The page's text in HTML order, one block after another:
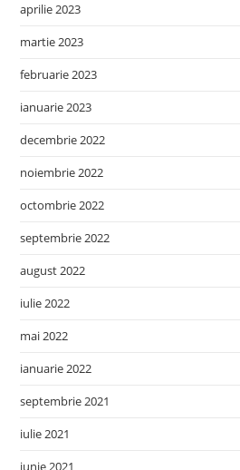
aprilie 2023
martie 2023
februarie 2023
ianuarie 2023
decembrie 2022
noiembrie 2022
octombrie 2022
septembrie 2022
august 2022
iulie 2022
mai 2022
ianuarie 2022
septembrie 2021
iulie 2021
iunie 2021